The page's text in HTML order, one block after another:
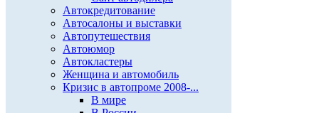
Автокредитование
Автосалоны и выставки
Автопутешествия
Автоюмор
Автокластеры
Женщина и автомобиль
Кризис в автопроме 2008-...
В мире